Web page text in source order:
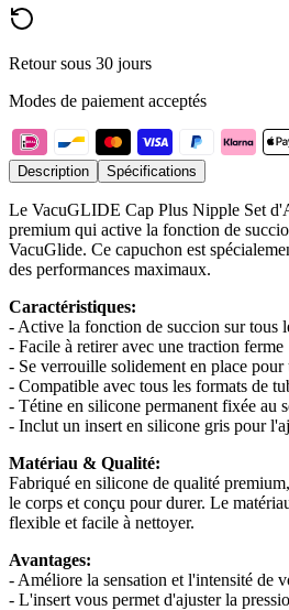
Retour sous 30 jours
Modes de paiement acceptés
Description Spécifications
Le VacuGLIDE Cap Plus Nipple Set
premium qui active la fonction de
VacuGlide. Ce capuchon est
des performances maximaux.
Caractéristiques:
- Active la fonction de succion sur tous
- Facile à retirer avec une traction ferme
- Se verrouille solidement en place
- Compatible avec tous les formats de
- Tétine en silicone permanent fixée au
- Inclut un insert en silicone gris pour
Matériau & Qualité:
Fabriqué en silicone de qualité
le corps et conçu pour durer. Le
flexible et facile à nettoyer.
Avantages:
- Améliore la sensation et l'intensité de
- L'insert vous permet d'ajuster la